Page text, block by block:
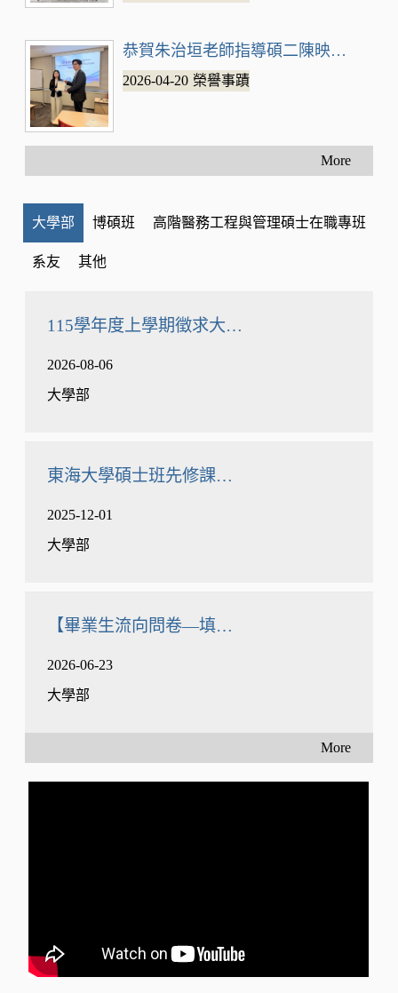
恭賀朱治垣老師指導碩二陳映彤同學
2026-04-20 榮譽事蹟
More
大學部 博碩班 高階醫務工程與管理碩士在職專班
系友 其他
115學年度上學期徵求大學部【進階微積分、
2026-08-06
大學部
東海大學碩士班先修課程(原五年一貫)開放申
2025-12-01
大學部
【畢業生流向問卷—填問卷抽好禮．iPad送給
2026-06-23
大學部
More